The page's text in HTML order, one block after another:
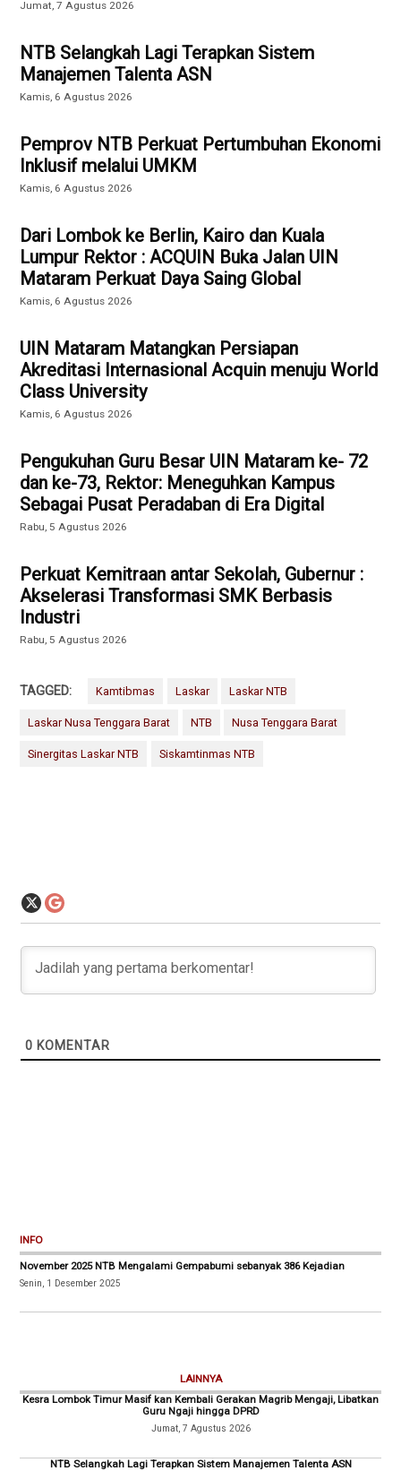
Jumat, 7 Agustus 2026
NTB Selangkah Lagi Terapkan Sistem
Manajemen Talenta ASN
Kamis, 6 Agustus 2026
Pemprov NTB Perkuat Pertumbuhan Ekonomi
Inklusif melalui UMKM
Kamis, 6 Agustus 2026
Dari Lombok ke Berlin, Kairo dan Kuala
Lumpur Rektor : ACQUIN Buka Jalan UIN
Mataram Perkuat Daya Saing Global
Kamis, 6 Agustus 2026
UIN Mataram Matangkan Persiapan
Akreditasi Internasional Acquin menuju World
Class University
Kamis, 6 Agustus 2026
Pengukuhan Guru Besar UIN Mataram ke- 72
dan ke-73, Rektor: Meneguhkan Kampus
Sebagai Pusat Peradaban di Era Digital
Rabu, 5 Agustus 2026
Perkuat Kemitraan antar Sekolah, Gubernur :
Akselerasi Transformasi SMK Berbasis
Industri
Rabu, 5 Agustus 2026
TAGGED: Kamtibmas Laskar Laskar NTB
Laskar Nusa Tenggara Barat NTB Nusa Tenggara Barat
Sinergitas Laskar NTB Siskamtinmas NTB
0 KOMENTAR
INFO
November 2025 NTB Mengalami Gempabumi sebanyak 386 Kejadian
Senin, 1 Desember 2025
LAINNYA
Kesra Lombok Timur Masif kan Kembali Gerakan Magrib Mengaji, Libatkan
Guru Ngaji hingga DPRD
Jumat, 7 Agustus 2026
NTB Selangkah Lagi Terapkan Sistem Manajemen Talenta ASN